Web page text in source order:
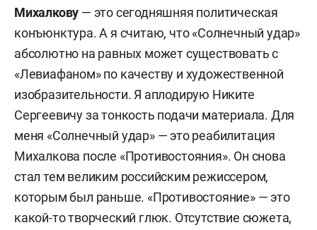
Михалкову — это сегодняшняя политическая
конъюнктура. А я считаю, что «Солнечный удар»
абсолютно на равных может существовать с
«Левиафаном» по качеству и художественной
изобразительности. Я аплодирую Никите
Сергеевичу за тонкость подачи материала. Для
меня «Солнечный удар» — это реабилитация
Михалкова после «Противостояния». Он снова
стал тем великим российским режиссером,
которым был раньше. «Противостояние» — это
какой-то творческий глюк. Отсутствие сюжета,